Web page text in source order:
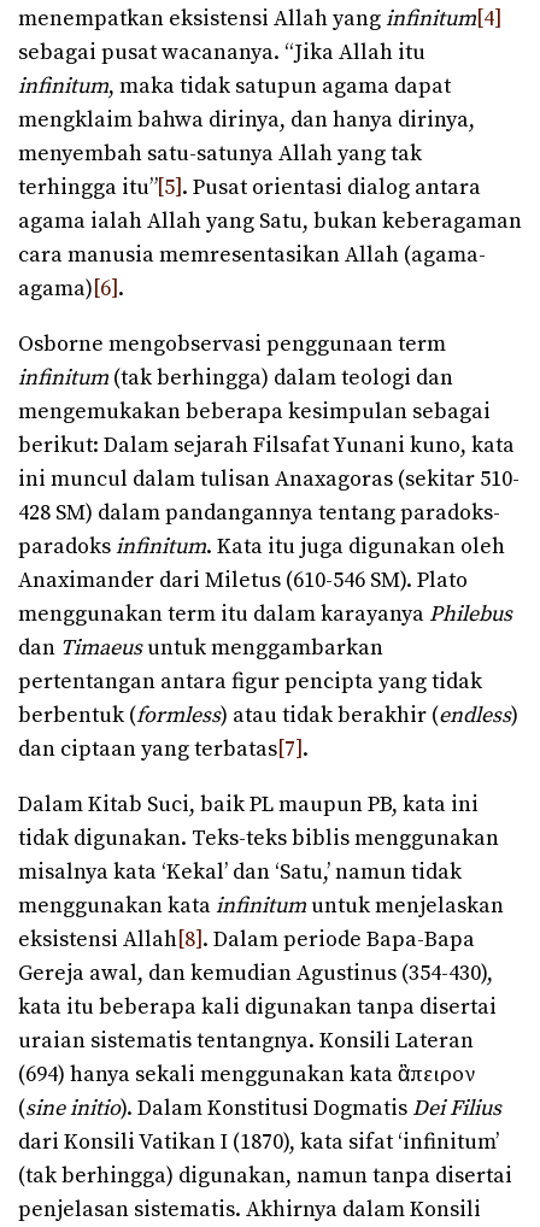
menempatkan eksistensi Allah yanginfinitum[4]
sebagai pusat wacananya. “Jika Allah itu
infinitum, maka tidak satupun agama dapat
mengklaim bahwa dirinya, dan hanya dirinya,
menyembah satu-satunya Allah yang tak
terhingga itu”[5]. Pusat orientasi dialog antara
agama ialah Allah yang Satu, bukan keberagaman
cara manusia memresentasikan Allah (agama-
agama)[6].
Osborne mengobservasi penggunaan term
infinitum (tak berhingga) dalam teologi dan
mengemukakan beberapa kesimpulan sebagai
berikut: Dalam sejarah Filsafat Yunani kuno, kata
ini muncul dalam tulisan Anaxagoras (sekitar 510-
428 SM) dalam pandangannya tentang paradoks-
paradoksinfinitum. Kata itu juga digunakan oleh
Anaximander dari Miletus (610-546 SM). Plato
menggunakan term itu dalam karayanya Philebus
dan Timaeusuntuk menggambarkan
pertentangan antara figur pencipta yang tidak
berbentuk (formless) atau tidak berakhir (endless)
dan ciptaan yang terbatas[7].
Dalam Kitab Suci, baik PL maupun PB, kata ini
tidak digunakan. Teks-teks biblis menggunakan
misalnya kata ‘Kekal’ dan ‘Satu,’ namun tidak
menggunakan katainfinitum untuk menjelaskan
eksistensi Allah[8]. Dalam periode Bapa-Bapa
Gereja awal, dan kemudian Agustinus (354-430),
kata itu beberapa kali digunakan tanpa disertai
uraian sistematis tentangnya. Konsili Lateran
(694) hanya sekali menggunakan kata ἂπειρον
(sine initio). Dalam Konstitusi Dogmatis Dei Filius
dari Konsili Vatikan I (1870), kata sifat ‘infinitum’
(tak berhingga) digunakan, namun tanpa disertai
penjelasan sistematis. Akhirnya dalam Konsili